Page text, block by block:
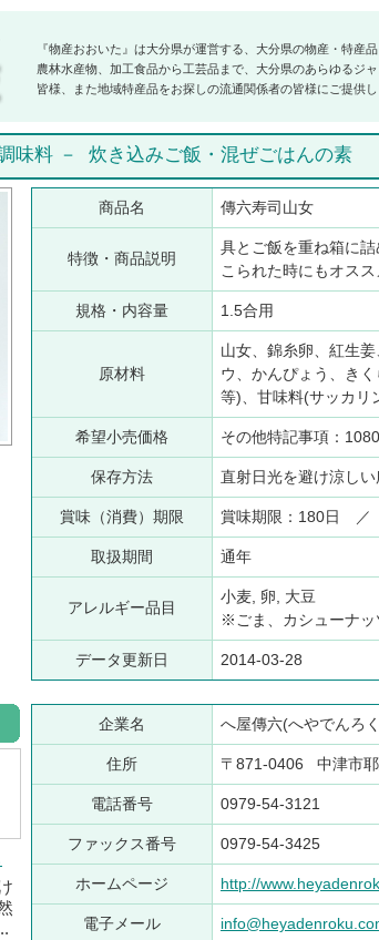
『物産おおいた』は大分県が運営する、大分県の物産・特産
農林水産物、加工食品から工芸品まで、大分県のあらゆるジ
皆様、また地域特産品をお探しの流通関係者の皆様にご提供し
味料 － 炊き込みご飯・混ぜごはんの素
商品名 傳六寿司山女
特徴・商品説明
具とご飯を重ね箱に
こられた時にもオスス
規格・内容量 1.5合用
原材料
山女、錦糸卵、紅生
ウ、かんぴょう、き
等)、甘味料(サッカリ
希望小売価格 その他特記事項：
保存方法 直射日光を避け涼し
賞味（消費）期限 賞味期限：180日 ／
取扱期間 通年
アレルギー品目
小麦, 卵, 大豆
※ごま、カシューナッ
データ更新日 2014-03-28
企業名 へ屋傳六(へやでんろ
住所 〒871-0406 中津市
電話番号 0979-54-3121
ファックス番号 0979-54-3425
ホームページ http://
電子メール